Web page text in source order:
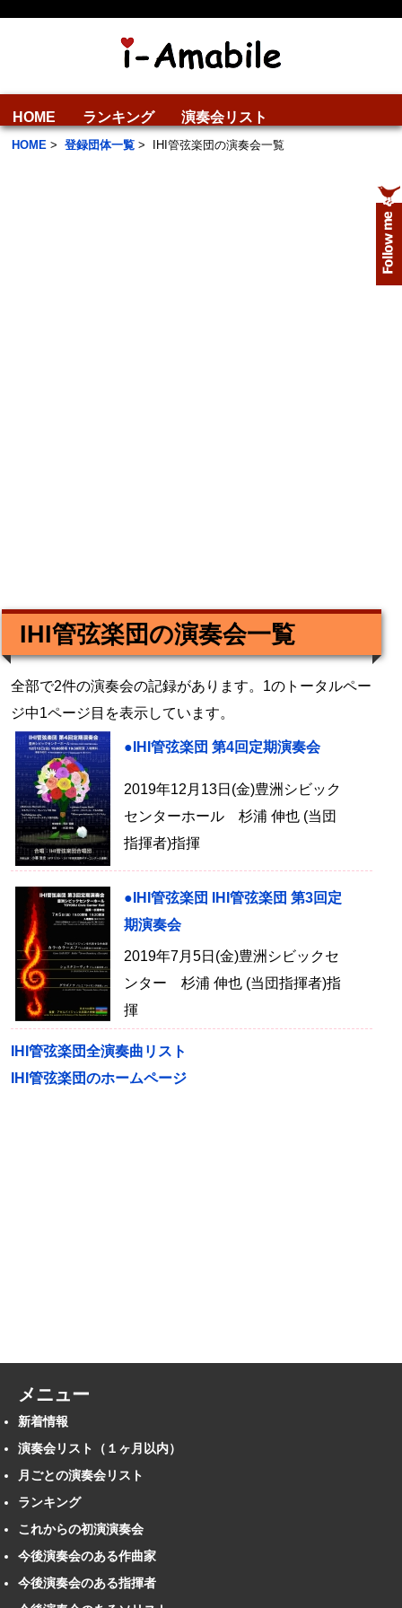
HOME ランキング 演奏会リスト
HOME > 登録団体一覧 > IHI管弦楽団の演奏会一覧
IHI管弦楽団の演奏会一覧
全部で2件の演奏会の記録があります。1のトータルペー
ジ中1ページ目を表示しています。
●IHI管弦楽団 第4回定期演奏会
2019年12月13日(金)豊洲シビック
センターホール 杉浦 伸也 (当団
指揮者)指揮
●IHI管弦楽団 IHI管弦楽団 第3回定
期演奏会
2019年7月5日(金)豊洲シビックセ
ンター 杉浦 伸也 (当団指揮者)指
揮
IHI管弦楽団全演奏曲リスト
IHI管弦楽団のホームページ
メニュー
新着情報
演奏会リスト（１ヶ月以内）
月ごとの演奏会リスト
ランキング
これからの初演演奏会
今後演奏会のある作曲家
今後演奏会のある指揮者